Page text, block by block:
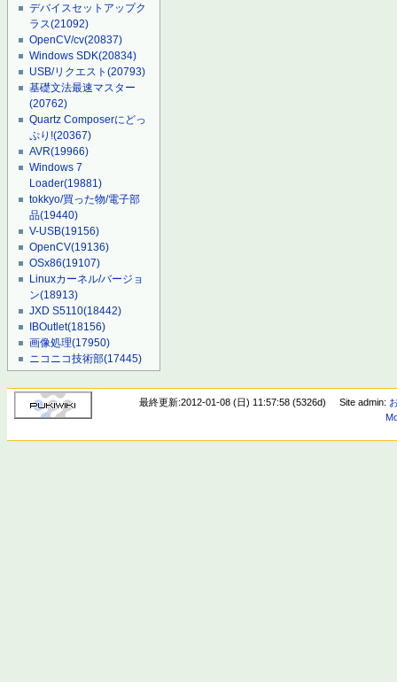
デバイスセットアップク
ラス(21092)
OpenCV/cv(20837)
Windows SDK(20834)
USB/リクエスト(20793)
基礎文法最速マスター
(20762)
Quartz Composerにどっ
ぷり!(20367)
AVR(19966)
Windows 7
Loader(19881)
tokkyo/買った物/電子部
品(19440)
V-USB(19156)
OpenCV(19136)
OSx86(19107)
Linuxカーネル/バージョ
ン(18913)
JXD S5110(18442)
IBOutlet(18156)
画像処理(17950)
ニコニコ技術部(17445)
最終更新:2012-01-08 (日) 11:57:58 (5326d) Site admin: